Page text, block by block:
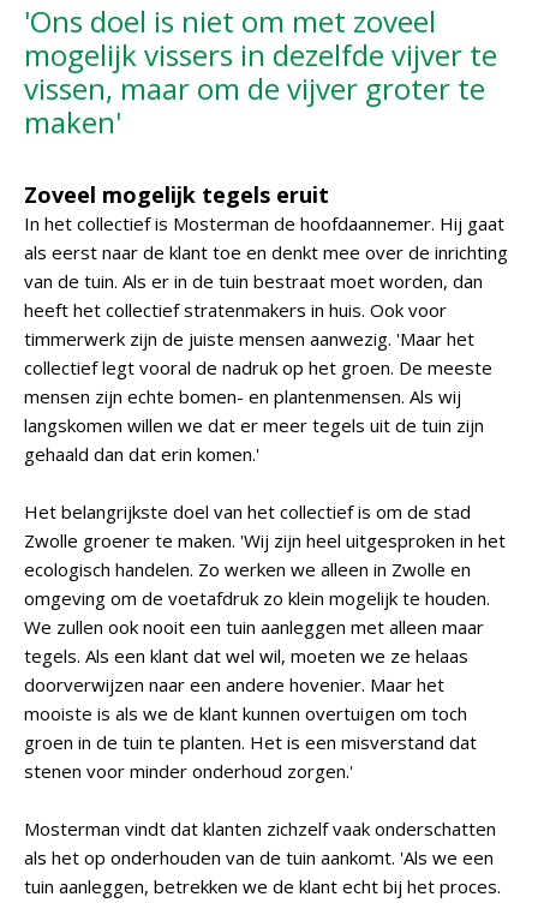
'Ons doel is niet om met zoveel
mogelijk vissers in dezelfde vijver te
vissen, maar om de vijver groter te
maken'
Zoveel mogelijk tegels eruit
In het collectief is Mosterman de hoofdaannemer. Hij gaat
als eerst naar de klant toe en denkt mee over de inrichting
van de tuin. Als er in de tuin bestraat moet worden, dan
heeft het collectief stratenmakers in huis. Ook voor
timmerwerk zijn de juiste mensen aanwezig. 'Maar het
collectief legt vooral de nadruk op het groen. De meeste
mensen zijn echte bomen- en plantenmensen. Als wij
langskomen willen we dat er meer tegels uit de tuin zijn
gehaald dan dat erin komen.'
Het belangrijkste doel van het collectief is om de stad
Zwolle groener te maken. 'Wij zijn heel uitgesproken in het
ecologisch handelen. Zo werken we alleen in Zwolle en
omgeving om de voetafdruk zo klein mogelijk te houden.
We zullen ook nooit een tuin aanleggen met alleen maar
tegels. Als een klant dat wel wil, moeten we ze helaas
doorverwijzen naar een andere hovenier. Maar het
mooiste is als we de klant kunnen overtuigen om toch
groen in de tuin te planten. Het is een misverstand dat
stenen voor minder onderhoud zorgen.'
Mosterman vindt dat klanten zichzelf vaak onderschatten
als het op onderhouden van de tuin aankomt. 'Als we een
tuin aanleggen, betrekken we de klant echt bij het proces.